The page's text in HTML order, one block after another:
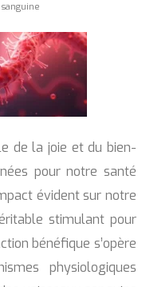
de la joie et du bien-
pour notre santé
évident sur notre
stimulant pour
bénéfique s’opère
physiologiques